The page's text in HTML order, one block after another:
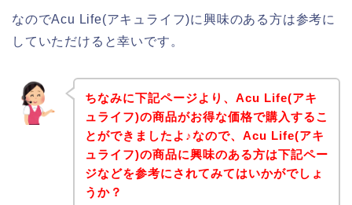
なのでAcu Life(アキュライフ)に興味のある方は参考に
していただけると幸いです。
ちなみに下記ページより、Acu Life(アキ
ュライフ)の商品がお得な価格で購入するこ
とができましたよ♪なので、Acu Life(アキ
ュライフ)の商品に興味のある方は下記ペー
ジなどを参考にされてみてはいかがでしょ
うか？